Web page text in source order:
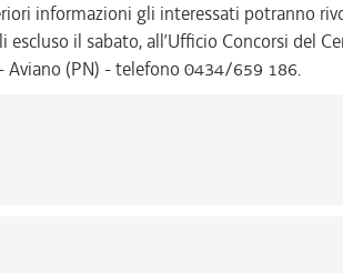
informazioni gli interessati potranno
il sabato, all’Ufficio Concorsi del
Aviano (PN) - telefono 0434/659 186.